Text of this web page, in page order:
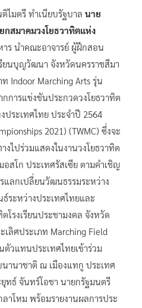
ไมตรี ทำเนียบรัฐบาล นาย
สมาคมวงโยธวาทิตแห่ง
ร นำคณะอาจารย์ ผู้ฝึกสอน
รียนบุญวัฒนา จังหวัดนครราชสีมา
Indoor Marching Arts รุ่น
กการแข่งขันประกวดวงโยธวาทิต
ประเทศไทย ประจำปี 2564
2021) (TWMC) ซึ่งจะ
ไปร่วมแสดงในงานวงโยธวาทิต
สโก ประเทศรัสเซีย ตามคำเชิญ
แลกเปลี่ยนวัฒนธรรมระหว่าง
ระหว่างประเทศไทยและ
โรงเรียนประชามงคล จังหวัด
ลิศประเภท Marching Field
ตัวแทนประเทศไทยเข้าร่วม
นานาชาติ ณ เมืองแทกู ประเทศ
ทธ์ จันทร์โอชา นายกรัฐมนตรี
าโหม พร้อมรายงานผลการประ